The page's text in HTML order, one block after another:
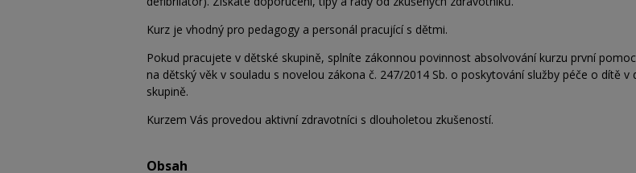
Kurz je vhodný pro pedagogy a personál pracující s dětmi.
Pokud pracujete v dětské skupině, splníte zákonnou povinnost absolvování kurzu první
na dětský věk v souladu s novelou zákona č. 247/2014 Sb. o poskytování služby péče o dítě v
skupině.
Kurzem Vás provedou aktivní zdravotníci s dlouholetou zkušeností.
Obsah